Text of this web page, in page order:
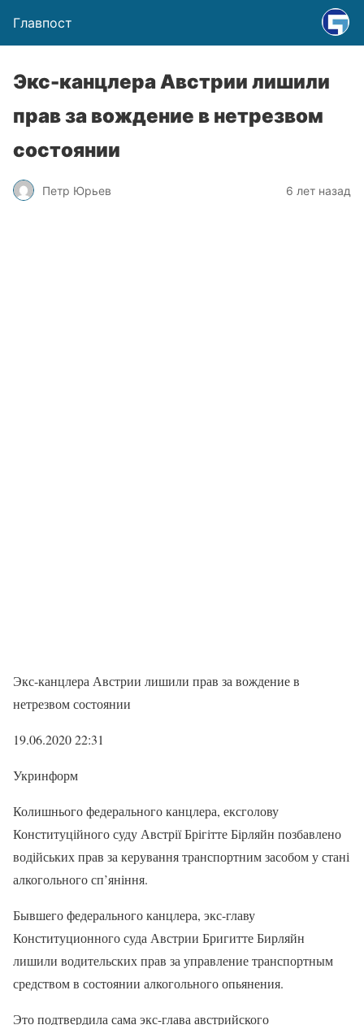
Главпост
Экс-канцлера Австрии лишили
прав за вождение в нетрезвом
состоянии
Петр Юрьев 6 лет назад
Экс-канцлера Австрии лишили прав за вождение в
нетрезвом состоянии
19.06.2020 22:31
Укринформ
Колишнього федерального канцлера, ексголову
Конституційного суду Австрії Брігітте Бірляйн позбавлено
водійських прав за керування транспортним засобом у стані
алкогольного сп’яніння.
Бывшего федерального канцлера, экс-главу
Конституционного суда Австрии Бригитте Бирляйн
лишили водительских прав за управление транспортным
средством в состоянии алкогольного опьянения.
Это подтвердила сама экс-глава австрийского